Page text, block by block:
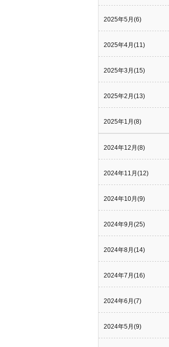
2025年5月(6)
2025年4月(11)
2025年3月(15)
2025年2月(13)
2025年1月(8)
2024年12月(8)
2024年11月(12)
2024年10月(9)
2024年9月(25)
2024年8月(14)
2024年7月(16)
2024年6月(7)
2024年5月(9)